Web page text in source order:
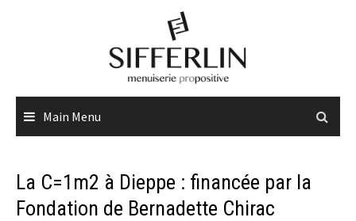
Main Menu
La C=1m2 à Dieppe : financée par la
Fondation de Bernadette Chirac